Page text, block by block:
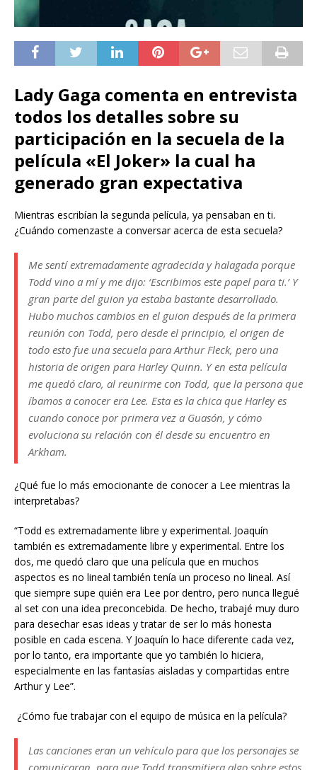
Lady Gaga comenta en entrevista
todos los detalles sobre su
participación en la secuela de la
película «El Joker» la cual ha
generado gran expectativa
Mientras escribían la segunda película, ya pensaban en ti.
¿Cuándo comenzaste a conversar acerca de esta secuela?
Me sentí extremadamente agradecida y halagada porque
Todd vino a mí y me dijo: ‘Escribimos este papel para ti.’ Y
gran parte del guion ya estaba bastante desarrollado.
Hubo muchos cambios en el guion después de la primera
reunión con Todd, pero desde el principio, el origen de
todo esto fue una secuela para Arthur Fleck, pero una
historia de origen para Harley Quinn. Y en esta película
me quedó claro, al reunirme con Todd, que la persona que
íbamos a conocer era Lee. Esta es la chica que Harley es
cuando conoce por primera vez a Guasón, y cómo
evoluciona su relación con él desde su encuentro en
Arkham.
¿Qué fue lo más emocionante de conocer a Lee mientras la
interpretabas?
“Todd es extremadamente libre y experimental. Joaquín
también es extremadamente libre y experimental. Entre los
dos, me quedó claro que una película que en muchos
aspectos es no lineal también tenía un proceso no lineal. Así
que siempre supe quién era Lee por dentro, pero nunca llegué
al set con una idea preconcebida. De hecho, trabajé muy duro
para desechar esas ideas y tratar de ser lo más honesta
posible en cada escena. Y Joaquín lo hace diferente cada vez,
por lo tanto, era importante que yo también lo hiciera,
especialmente en las fantasías aisladas y compartidas entre
Arthur y Lee”.
¿Cómo fue trabajar con el equipo de música en la película?
Las canciones eran un vehículo para que los personajes se
comunicaran, para que Todd transmitiera algo sobre estos